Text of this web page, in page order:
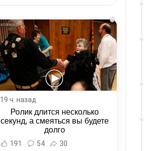
i
19 ч. назад
Ролик длится несколько
секунд, а смеяться вы будете
долго
191 54 30